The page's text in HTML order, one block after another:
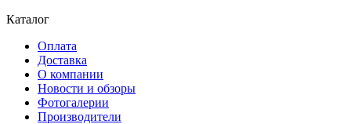
Каталог
Оплата
Доставка
О компании
Новости и обзоры
Фотогалерии
Производители